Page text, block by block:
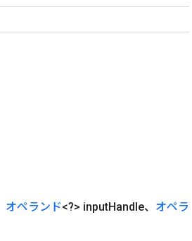
オペランド<?> inputHandle、 オペラ